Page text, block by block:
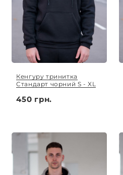
Кенгуру тринитка
Стандарт чорний S - XL
450 грн.